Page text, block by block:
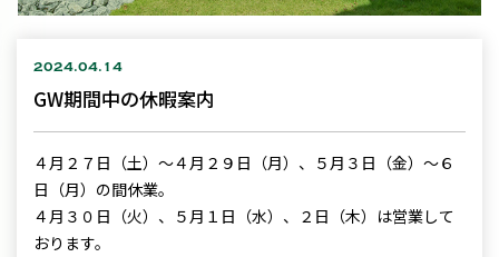
2024.04.14
GW期間中の休暇案内
４月２７日（土）～４月２９日（月）、５月３日（金）～６
日（月）の間休業。
４月３０日（火）、５月１日（水）、２日（木）は営業して
おります。